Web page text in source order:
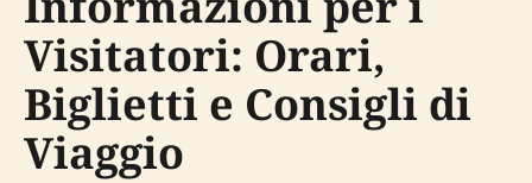
Visitatori: Orari,
Biglietti e Consigli di
Viaggio